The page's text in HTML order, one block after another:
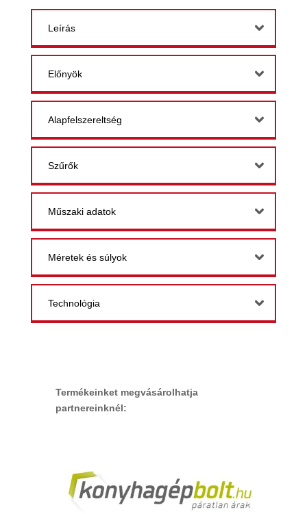
Leírás
Előnyök
Alapfelszereltség
Szűrők
Műszaki adatok
Méretek és súlyok
Technológia
Termékeinket megvásárolhatja
partnereinknél: